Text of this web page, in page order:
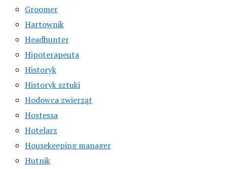
Groomer
Hartownik
Headhunter
Hipoterapeuta
Historyk
Historyk sztuki
Hodowca zwierząt
Hostessa
Hotelarz
Housekeeping manager
Hutnik